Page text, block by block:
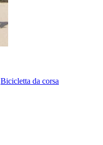
Bicicletta da corsa